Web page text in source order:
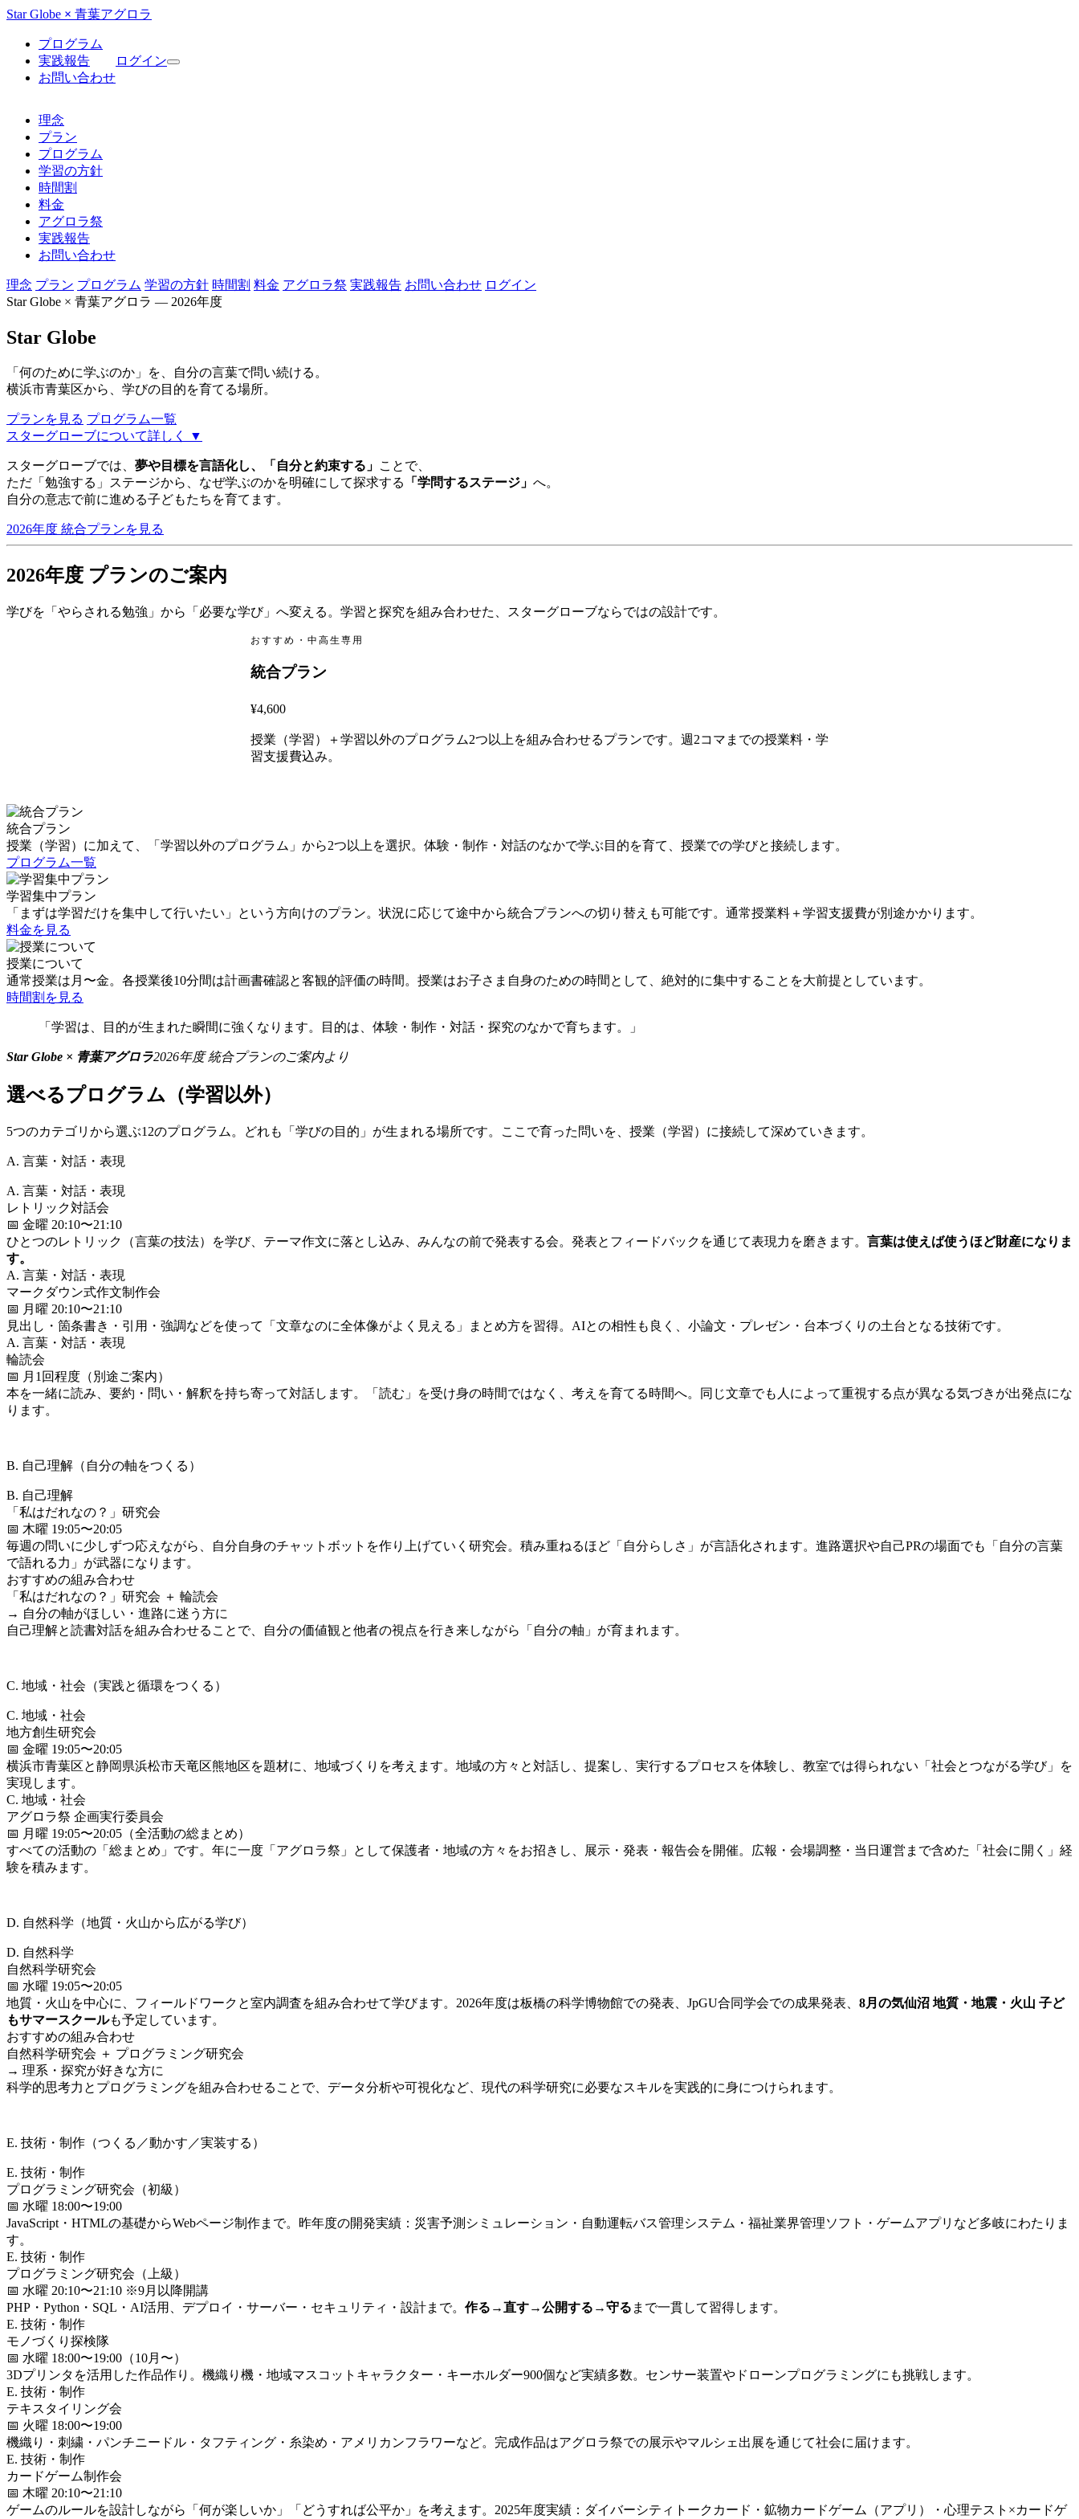
Star Globe × 青葉アグロラ
プログラム
実践報告
お問い合わせ
ログイン
理念
プラン
プログラム
学習の方針
時間割
料金
アグロラ祭
実践報告
お問い合わせ
理念 プラン プログラム 学習の方針 時間割 料金 アグロラ祭 実践報告 お問い合わせ ログイン
Star Globe × 青葉アグロラ — 2026年度
Star Globe
「何のために学ぶのか」を、自分の言葉で問い続ける。
横浜市青葉区から、学びの目的を育てる場所。
プランを見る プログラム一覧
スターグローブについて詳しく ▼
スターグローブでは、 夢や目標を言語化し、「自分と約束する」 ことで、
ただ「勉強する」ステージから、なぜ学ぶのかを明確にして探求する
「学問するステージ」 へ。
自分の意志で前に進める子どもたちを育てます。
2026年度 統合プランを見る
2026年度 プランのご案内
学びを「やらされる勉強」から「必要な学び」へ変える。学習と探究を組み合わせた、スターグローブならではの設計です。
おすすめ・中高生専用
統合プラン
¥4,600
授業（学習）＋学習以外のプログラム2つ以上を組み合わせるプランです。週2コマまでの授業料・学
習支援費込み。
統合プラン
授業（学習）に加えて、「学習以外のプログラム」から2つ以上を選択。体験・制作・対話のなかで学ぶ目的を育て、授業での学びと接続します。
プログラム一覧
学習集中プラン
「まずは学習だけを集中して行いたい」という方向けのプラン。状況に応じて途中から統合プランへの切り替えも可能です。通常授業料＋学習支援費が別途かかります。
料金を見る
授業について
通常授業は月〜金。各授業後10分間は計画書確認と客観的評価の時間。授業はお子さま自身のための時間として、絶対的に集中することを大前提としています。
時間割を見る
「学習は、目的が生まれた瞬間に強くなります。目的は、体験・制作・対話・探究のなかで育ちます。」
Star Globe × 青葉アグロラ2026年度 統合プランのご案内より
選べるプログラム（学習以外）
5つのカテゴリから選ぶ12のプログラム。どれも「学びの目的」が生まれる場所です。ここで育った問いを、授業（学習）に接続して深めていきます。
A. 言葉・対話・表現
A. 言葉・対話・表現
レトリック対話会
📅 金曜 20:10〜21:10
ひとつのレトリック（言葉の技法）を学び、テーマ作文に落とし込み、みんなの前で発表する会。発表とフィードバックを通じて表現力を磨きます。 言葉は使えば使うほど財産になりま
す。
A. 言葉・対話・表現
マークダウン式作文制作会
📅 月曜 20:10〜21:10
見出し・箇条書き・引用・強調などを使って「文章なのに全体像がよく見える」まとめ方を習得。AIとの相性も良く、小論文・プレゼン・台本づくりの土台となる技術です。
A. 言葉・対話・表現
輪読会
📅 月1回程度（別途ご案内）
本を一緒に読み、要約・問い・解釈を持ち寄って対話します。「読む」を受け身の時間ではなく、考えを育てる時間へ。同じ文章でも人によって重視する点が異なる気づきが出発点にな
ります。
B. 自己理解（自分の軸をつくる）
B. 自己理解
「私はだれなの？」研究会
📅 木曜 19:05〜20:05
毎週の問いに少しずつ応えながら、自分自身のチャットボットを作り上げていく研究会。積み重ねるほど「自分らしさ」が言語化されます。進路選択や自己PRの場面でも「自分の言葉
で語れる力」が武器になります。
おすすめの組み合わせ
「私はだれなの？」研究会 ＋ 輪読会
→ 自分の軸がほしい・進路に迷う方に
自己理解と読書対話を組み合わせることで、自分の価値観と他者の視点を行き来しながら「自分の軸」が育まれます。
C. 地域・社会（実践と循環をつくる）
C. 地域・社会
地方創生研究会
📅 金曜 19:05〜20:05
横浜市青葉区と静岡県浜松市天竜区熊地区を題材に、地域づくりを考えます。地域の方々と対話し、提案し、実行するプロセスを体験し、教室では得られない「社会とつながる学び」を
実現します。
C. 地域・社会
アグロラ祭 企画実行委員会
📅 月曜 19:05〜20:05（全活動の総まとめ）
すべての活動の「総まとめ」です。年に一度「アグロラ祭」として保護者・地域の方々をお招きし、展示・発表・報告会を開催。広報・会場調整・当日運営まで含めた「社会に開く」経
験を積みます。
D. 自然科学（地質・火山から広がる学び）
D. 自然科学
自然科学研究会
📅 水曜 19:05〜20:05
地質・火山を中心に、フィールドワークと室内調査を組み合わせて学びます。2026年度は板橋の科学博物館での発表、JpGU合同学会での成果発表、 8月の気仙沼 地質・地震・火山 子ど
もサマースクールも予定しています。
おすすめの組み合わせ
自然科学研究会 ＋ プログラミング研究会
→ 理系・探究が好きな方に
科学的思考力とプログラミングを組み合わせることで、データ分析や可視化など、現代の科学研究に必要なスキルを実践的に身につけられます。
E. 技術・制作（つくる／動かす／実装する）
E. 技術・制作
プログラミング研究会（初級）
📅 水曜 18:00〜19:00
JavaScript・HTMLの基礎からWebページ制作まで。昨年度の開発実績：災害予測シミュレーション・自動運転バス管理システム・福祉業界管理ソフト・ゲームアプリなど多岐にわたりま
す。
E. 技術・制作
プログラミング研究会（上級）
📅 水曜 20:10〜21:10 ※9月以降開講
PHP・Python・SQL・AI活用、デプロイ・サーバー・セキュリティ・設計まで。 作る→直す→公開する→守る まで一貫して習得します。
E. 技術・制作
モノづくり探検隊
📅 水曜 18:00〜19:00（10月〜）
3Dプリンタを活用した作品作り。機織り機・地域マスコットキャラクター・キーホルダー900個など実績多数。センサー装置やドローンプログラミングにも挑戦します。
E. 技術・制作
テキスタイリング会
📅 火曜 18:00〜19:00
機織り・刺繍・パンチニードル・タフティング・糸染め・アメリカンフラワーなど。完成作品はアグロラ祭での展示やマルシェ出展を通じて社会に届けます。
E. 技術・制作
カードゲーム制作会
📅 木曜 20:10〜21:10
ゲームのルールを設計しながら「何が楽しいか」「どうすれば公平か」を考えます。2025年度実績：ダイバーシティトークカード・鉱物カードゲーム（アプリ）・心理テスト×カードゲ